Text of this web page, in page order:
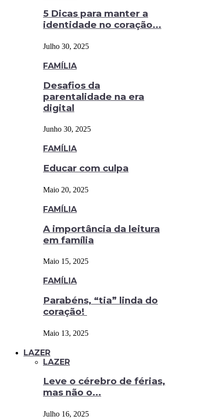
5 Dicas para manter a
identidade no coração...
Julho 30, 2025
FAMÍLIA
Desafios da
parentalidade na era
digital
Junho 30, 2025
FAMÍLIA
Educar com culpa
Maio 20, 2025
FAMÍLIA
A importância da leitura
em família
Maio 15, 2025
FAMÍLIA
Parabéns, “tia” linda do
coração!
Maio 13, 2025
LAZER
LAZER
Leve o cérebro de férias,
mas não o...
Julho 16, 2025